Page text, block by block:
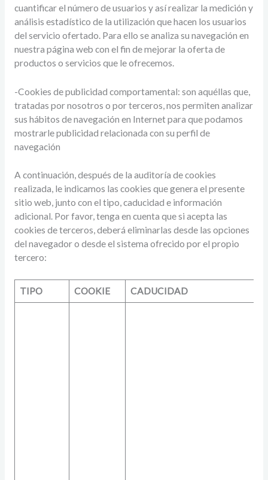
cuantificar el número de usuarios y así realizar la medición y
análisis estadístico de la utilización que hacen los usuarios
del servicio ofertado. Para ello se analiza su navegación en
nuestra página web con el fin de mejorar la oferta de
productos o servicios que le ofrecemos.
-Cookies de publicidad comportamental: son aquéllas que,
tratadas por nosotros o por terceros, nos permiten analizar
sus hábitos de navegación en Internet para que podamos
mostrarle publicidad relacionada con su perfil de
navegación
A continuación, después de la auditoría de cookies
realizada, le indicamos las cookies que genera el presente
sitio web, junto con el tipo, caducidad e información
adicional. Por favor, tenga en cuenta que si acepta las
cookies de terceros, deberá eliminarlas desde las opciones
del navegador o desde el sistema ofrecido por el propio
tercero:
TIPO COOKIE CADUCIDAD